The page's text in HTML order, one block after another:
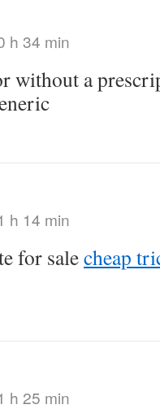
h 34 min
without a
h 14 min
for salecheap
h 25 min